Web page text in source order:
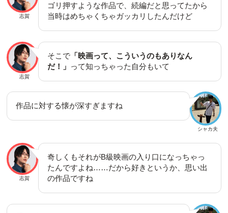
志賀
ゴリ押すような作品で、続編だと思ってたから
当時はめちゃくちゃガッカリしたんだけど
志賀
そこで 「映画って、こういうのもありなん
だ！」 って知っちゃった自分もいて
シャカ夫
作品に対する懐が深すぎますね
志賀
奇しくもそれがB級映画の入り口になっちゃっ
たんですよね……だから好きというか、思い出
の作品ですね